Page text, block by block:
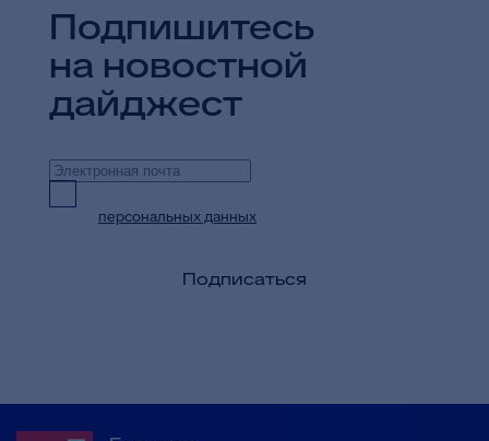
Подпишитесь
на новостной
дайджест
персональных данных
Подписаться